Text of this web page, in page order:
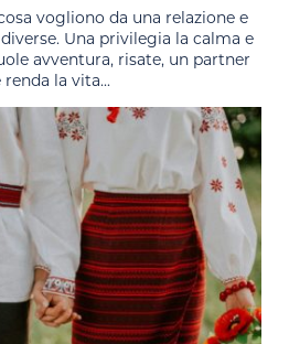
vogliono da una relazione e
Una privilegia la calma e
avventura, risate, un partner
renda la vita...